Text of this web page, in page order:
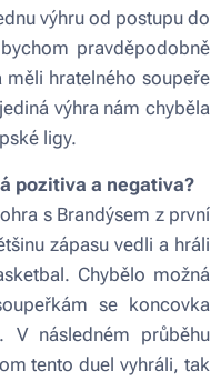
výhru od postupu do
pravděpodobně
hratelného soupeře
výhra nám chyběla
ligy.
pozitiva a negativa?
s Brandýsem z první
zápasu vedli a hráli
Chybělo možná
se koncovka
V následném průběhu
tento duel vyhráli, tak